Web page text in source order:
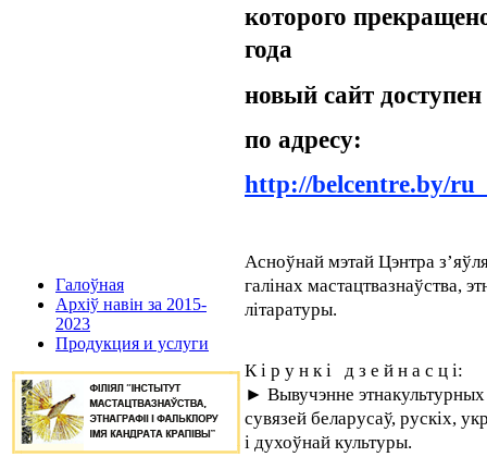
Галоўная
Архіў навін за 2015-
2023
Продукция и услуги
которого
года
новый сайт доступен
по адресу:
http://belcentre.by/
Асноўнай мэтай Цэнтра
галінах мастацтвазнаўства,
літаратуры.
К і р у н к і д з е й н а с ц і:
► Вывучэнне
сувязей беларусаў, рускіх,
і духоўнай культуры.